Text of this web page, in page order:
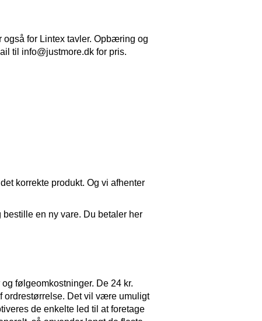
for Lintex tavler. Opbæring og
til info@justmore.dk for pris.
korrekte produkt. Og vi afhenter
en ny vare. Du betaler her
følgeomkostninger. De 24 kr.
ordrestørrelse. Det vil være umuligt
de enkelte led til at foretage